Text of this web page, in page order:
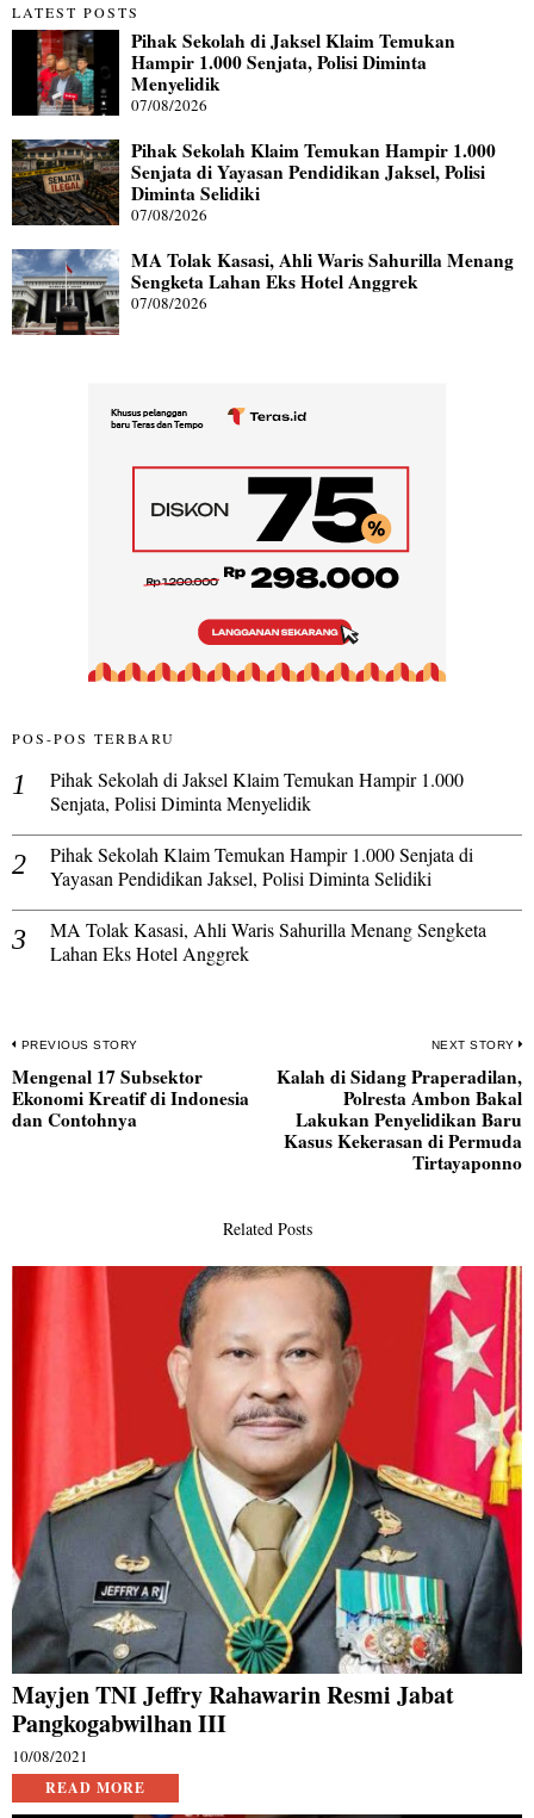
LATEST POSTS
Pihak Sekolah di Jaksel Klaim Temukan
Hampir 1.000 Senjata, Polisi Diminta
Menyelidik
07/08/2026
Pihak Sekolah Klaim Temukan Hampir 1.000
Senjata di Yayasan Pendidikan Jaksel, Polisi
Diminta Selidiki
07/08/2026
MA Tolak Kasasi, Ahli Waris Sahurilla Menang
Sengketa Lahan Eks Hotel Anggrek
07/08/2026
POS-POS TERBARU
Pihak Sekolah di Jaksel Klaim Temukan Hampir 1.000
Senjata, Polisi Diminta Menyelidik
Pihak Sekolah Klaim Temukan Hampir 1.000 Senjata di
Yayasan Pendidikan Jaksel, Polisi Diminta Selidiki
MA Tolak Kasasi, Ahli Waris Sahurilla Menang Sengketa
Lahan Eks Hotel Anggrek
Navigasi
pos
PREVIOUS STORY
Previous
post:
Mengenal 17 Subsektor
Ekonomi Kreatif di Indonesia
dan Contohnya
NEXT STORY
Kalah di Sidang Praperadilan,
Polresta Ambon Bakal
Lakukan Penyelidikan Baru
Kasus Kekerasan di Permuda
Tirtayaponno
Related Posts
Mayjen TNI Jeffry Rahawarin Resmi Jabat
Pangkogabwilhan III
10/08/2021
READ MORE